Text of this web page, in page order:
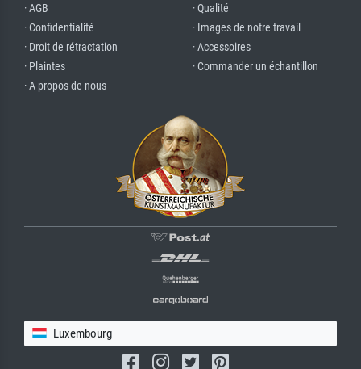
· AGB
· Confidentialité
· Droit de rétractation
· Plaintes
· A propos de nous
· Qualité
· Images de notre travail
· Accessoires
· Commander un échantillon
Luxembourg